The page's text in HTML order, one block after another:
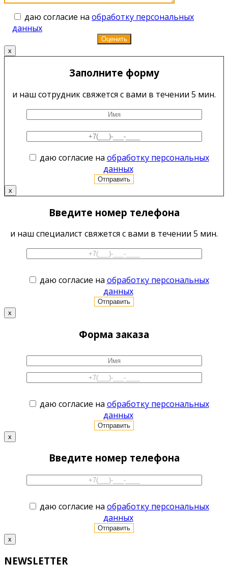
даю согласие на обработку персональных
данных
x
Заполните форму
и наш сотрудник свяжется с вами в течении 5 мин.
даю согласие на обработку персональных
данных
x
Введите номер телефона
и наш специалист свяжется с вами в течении 5 мин.
даю согласие на обработку персональных
данных
x
Форма заказа
даю согласие на обработку персональных
данных
x
Введите номер телефона
даю согласие на обработку персональных
данных
x
NEWSLETTER